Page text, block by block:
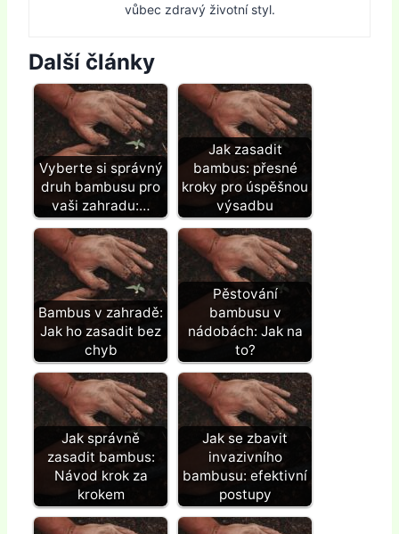
vůbec zdravý životní styl.
Další články
Vyberte si správný
druh bambusu pro
vaši zahradu:…
Jak zasadit
bambus: přesné
kroky pro úspěšnou
výsadbu
Bambus v zahradě:
Jak ho zasadit bez
chyb
Pěstování
bambusu v
nádobách: Jak na
to?
Jak správně
zasadit bambus:
Návod krok za
krokem
Jak se zbavit
invazivního
bambusu: efektivní
postupy